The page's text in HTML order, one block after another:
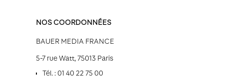
NOS COORDONNÉES
BAUER MEDIA FRANCE
5-7 rue Watt, 75013 Paris
Tél. : 01 40 22 75 00